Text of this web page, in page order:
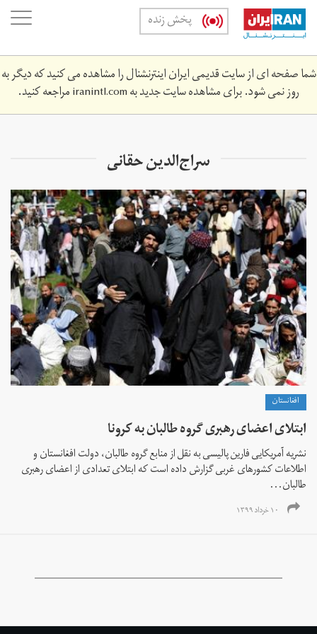
Skip
main
content
پخش زنده
شما صفحه ای از سایت قدیمی ایران اینترنشنال را مشاهده می کنید که دیگر به
روز نمی شود. برای مشاهده سایت جدید بهiranintl.comمراجعه کنید.
سراج‌الدین حقانی
افغانستان
ابتلای اعضای رهبری گروه طالبان به کرونا
نشریه آمریکایی فارین پالیسی به نقل از منابع گروه طالبان، دولت افغانستان و
اطلاعات کشورهای غربی گزارش داده است که ابتلای تعدادی از اعضای رهبری
طالبان...
۱۰ خرداد ۱۳۹۹